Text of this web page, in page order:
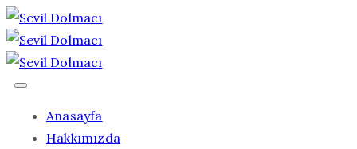
Anasayfa
Hakkımızda